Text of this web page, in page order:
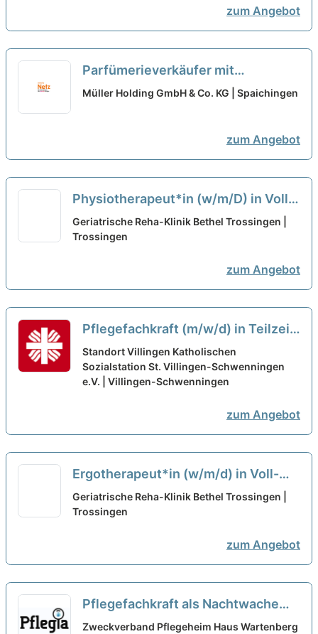
zum Angebot
Parfümerieverkäufer mit
Fachkenntnissen (m/w/d) Teilzeit
Müller Holding GmbH & Co. KG | Spaichingen
zum Angebot
Physiotherapeut*in (w/m/D) in Voll-
oder Teilzeitt neu
Geriatrische Reha-Klinik Bethel Trossingen |
Trossingen
zum Angebot
Pflegefachkraft (m/w/d) in Teilzeit
(Stundenumfang 30-85%)– Ihr
neuer Arbeitsplatz in einem
eingespielten Team! neu
Standort Villingen Katholischen
Sozialstation St. Villingen-Schwenningen
e.V. | Villingen-Schwenningen
zum Angebot
Ergotherapeut*in (w/m/d) in Voll-
und Teilzeit neu
Geriatrische Reha-Klinik Bethel Trossingen |
Trossingen
zum Angebot
Pflegefachkraft als Nachtwache
(m/w/d) in Teilzeit (50-80 %) –
Zweckverband Pflegeheim Haus Wartenberg